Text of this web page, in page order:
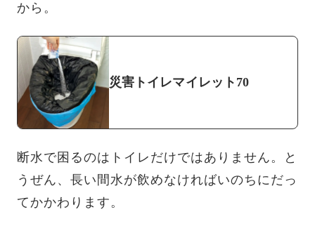
から。
災害トイレマイレット70
断水で困るのはトイレだけではありません。と
うぜん、長い間水が飲めなければいのちにだっ
てかかわります。